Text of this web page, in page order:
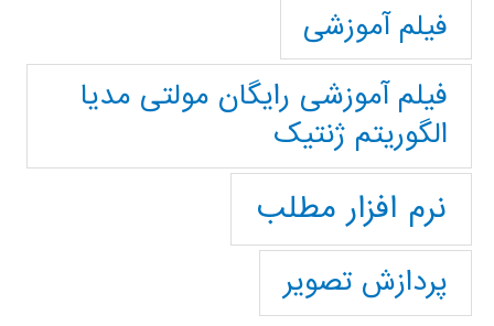
فیلم آموزشی
فیلم آموزشی رایگان مولتی مدیا
الگوریتم ژنتیک
نرم افزار مطلب
پردازش تصویر